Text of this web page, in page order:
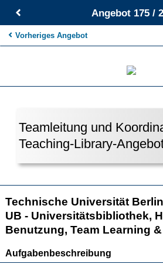
Angebot 175 /
Vorheriges Angebot
Teamleitung und
Teaching-Library-
Technische Universität Berlin
UB - Universitätsbibliothek,
Benutzung, Team Learning
Aufgabenbeschreibung